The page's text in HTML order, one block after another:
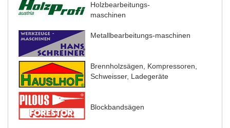
Holzbearbeitungs-
maschinen
Metallbearbeitungs-maschinen
Brennholzsägen, Kompressoren,
Schweisser, Ladegeräte
Blockbandsägen